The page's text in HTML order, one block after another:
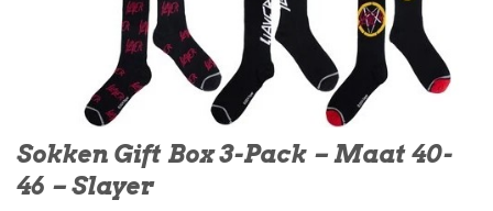
Sokken Gift Box 3-Pack – Maat 40-
46 – Slayer